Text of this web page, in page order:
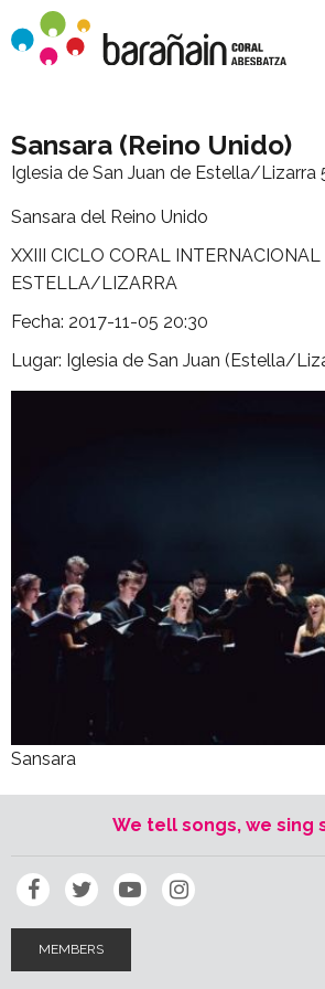
Sansara (Reino Unido)
Iglesia de San Juan de Estella/Lizarra
Sansara del Reino Unido
XXIII CICLO CORAL INTERNACIONAL
ESTELLA/LIZARRA
Fecha: 2017-11-05 20:30
Lugar: Iglesia de San Juan (Estella/
Sansara
We tell songs, we sing
MEMBERS